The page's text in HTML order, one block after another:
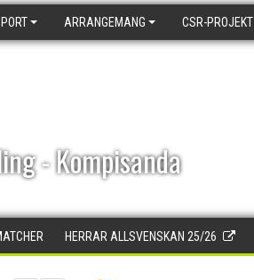
ARRANGEMANG CSR-PROJEKT
- Kompisanda
HERRAR ALLSVENSKAN 25/26